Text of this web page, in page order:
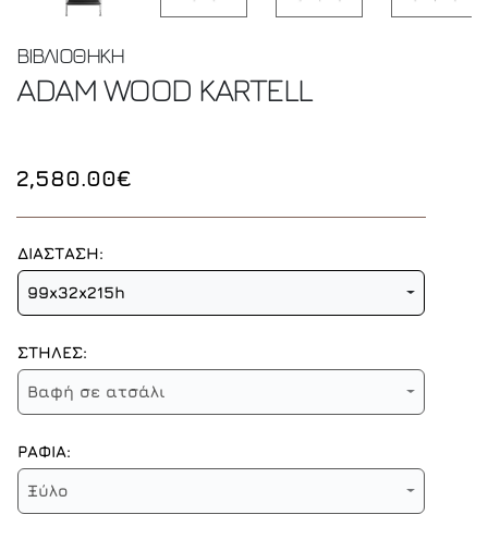
ΒΙΒΛΙΟΘΗΚΗ
ADAM WOOD KARTELL
2,580.00€
ΔΙΑΣΤΑΣΗ:
99x32x215h
ΣΤΗΛΕΣ:
Βαφή σε ατσάλι
ΡΑΦΙΑ:
Ξύλο